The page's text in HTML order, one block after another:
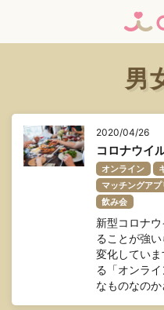
男
2020/04/26
コロナウイ
オンライン
マッチングアプ
飲み会
新型コロナ
ることが強
変化してい
る「オンラ
なものなの